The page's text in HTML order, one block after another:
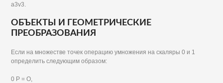
a3v3.
ОБЪЕКТЫ И ГЕОМЕТРИЧЕСКИЕ
ПРЕОБРАЗОВАНИЯ
Если на множестве точек операцию умножения на скаляры 0 и 1
определить следующим образом:
0 Р = О,